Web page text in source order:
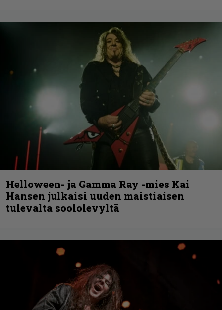
Helloween- ja Gamma Ray -mies Kai
Hansen julkaisi uuden maistiaisen
tulevalta soololevyltä